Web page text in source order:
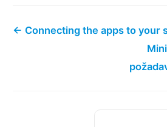
← Connecting the apps to your